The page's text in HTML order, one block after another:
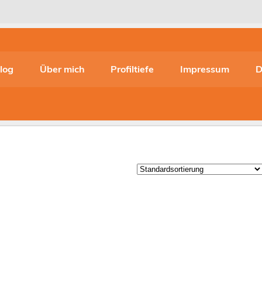
Über mich Profiltiefe Impressum